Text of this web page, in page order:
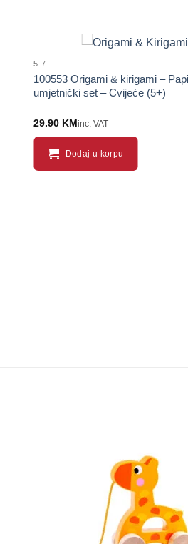
5-7
100553 Origami & kirigami –
umjetnički set – Cvijeće (5+)
29.90 KMinc. VAT
Dodaj u korpu